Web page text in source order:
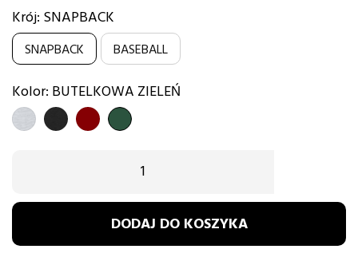
Krój: SNAPBACK
SNAPBACK BASEBALL
Kolor: BUTELKOWA ZIELEŃ
SZARYCZARNYBORDOWYBUTELKOWA
DODAJ DO KOSZYKA